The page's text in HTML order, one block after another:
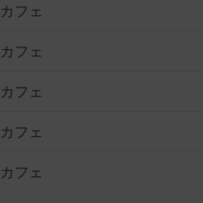
フェ
フェ
フェ
フェ
フェ